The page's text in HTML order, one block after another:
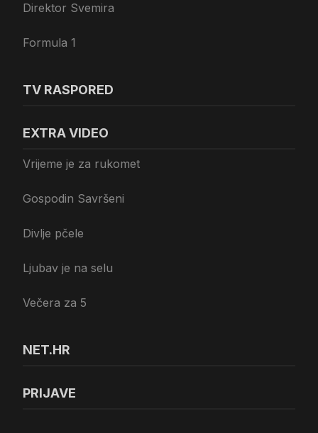
Direktor Svemira
Formula 1
TV RASPORED
EXTRA VIDEO
Vrijeme je za rukomet
Gospodin Savršeni
Divlje pčele
Ljubav je na selu
Večera za 5
NET.HR
PRIJAVE